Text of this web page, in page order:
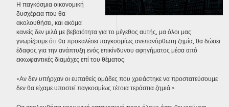
Η παγκόσμια οικονομική
δυσχέρεια που θα
ακολουθήσει, και ακόμα
κανείς δεν μιλά με βεβαιότητα για το μέγεθος αυτής, μα όλοι μας
γνωρίζουμε ότι θα προκαλέσει παγκοσμίως ανεπανόρθωτη ζημία, θα δώσει
έδαφος για την ανάπτυξη ενός επικίνδυνου αφηγήματος μέσα από
εκκωφαντικές διαμάχες επί του θέματος:
«Αν δεν υπήρχαν οι ευπαθείς ομάδες που χρειάστηκε να προστατεύσουμε
δεν θα είχαμε υποστεί παγκοσμίως τέτοια τεράστια ζημιά.»